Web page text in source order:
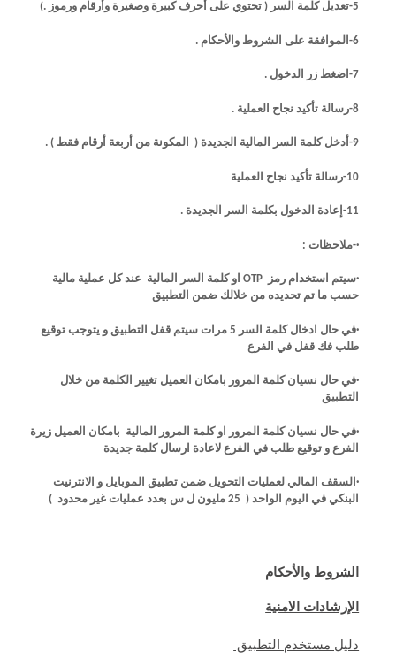
5-تعديل كلمة السر ( تحتوي على أحرف كبيرة وصغيرة وأرقام ورموز .)
6-الموافقة على الشروط والأحكام .
7-اضغط زر الدخول .
8-رسالة تأكيد نجاح العملية .
9-أدخل كلمة السر المالية الجديدة ( المكونة من أربعة أرقام فقط ) .
10-رسالة تأكيد نجاح العملية
11-إعادة الدخول بكلمة السر الجديدة .
·-ملاحظات :
·سيتم استخدام رمز OTPاو كلمة السر المالية عند كل عملية مالية
حسب ما تم تحديده من خلالك ضمن التطبيق
·في حال ادخال كلمة السر 5 مرات سيتم قفل التطبيق و يتوجب توقيع
طلب فك قفل في الفرع
·في حال نسيان كلمة المرور بامكان العميل تغيير الكلمة من خلال
التطبيق
·في حال نسيان كلمة المرور او كلمة المرور المالية بامكان العميل زيرة
الفرع و توقيع طلب في الفرع لاعادة ارسال كلمة جديدة
·السقف المالي لعمليات التحويل ضمن تطبيق الموبايل و الانترنيت
البنكي في اليوم الواحد ( 25 مليون ل س بعدد عمليات غير محدود )
الشروط والأحكام
الإرشادات الامنية
دليل مستخدم التطبيق